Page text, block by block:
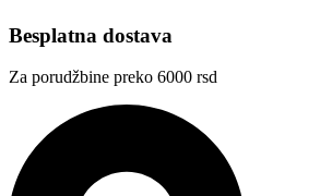
Besplatna dostava
Za porudžbine preko 6000 rsd